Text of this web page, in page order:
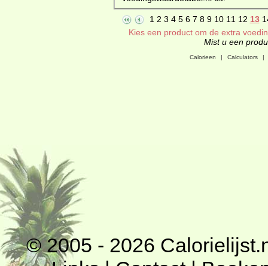
1 2 3 4 5 6 7 8 9 10 11 12 13
Kies een product om de extra
Mist u een
Calorieen | Calculators |
© 2005 - 2026